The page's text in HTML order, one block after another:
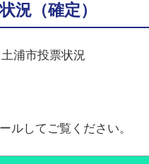
況（確定）
浦市投票状況
ルしてご覧ください。